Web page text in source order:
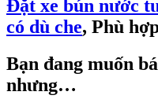
Đặt xe bún nước
có dù che, Phù
Bạn đang muốn
nhưng…